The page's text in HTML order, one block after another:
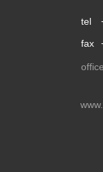
tel
fax